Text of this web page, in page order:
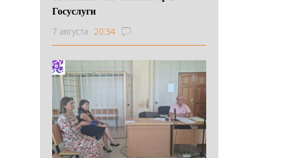
Госуслуги
7 августа 20:34